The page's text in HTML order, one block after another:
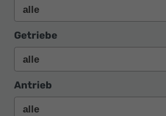
Getriebe
Antrieb